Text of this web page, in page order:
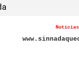
Noticias